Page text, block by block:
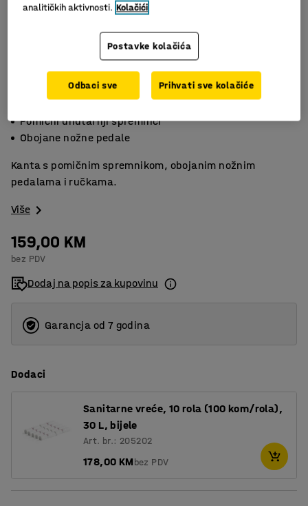
Nehrđajući čelik
Pomični unutarnji spremnici
Obojane nožne pedale
Kanta s pomičnim spremnikom, obojanim nožnim
pedalama i ručkama.
Više
159,00 KM
bez PDV
Dodaj na popis za kupovinu
Garancja od 7 godina
Dodaci
Sanitarne vreće, 10 rola (100 kom/rola),
30 L, bijele
Art. br.: 205202
178,00 KMbez PDV
analitičkih aktivnosti. Kolačići
Postavke kolačića
Odbaci sve Prihvati sve kolačiće